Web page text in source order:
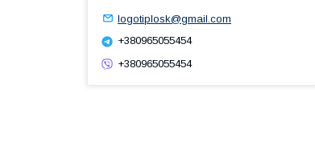
logotiplosk@gmail.com
+380965055454
+380965055454